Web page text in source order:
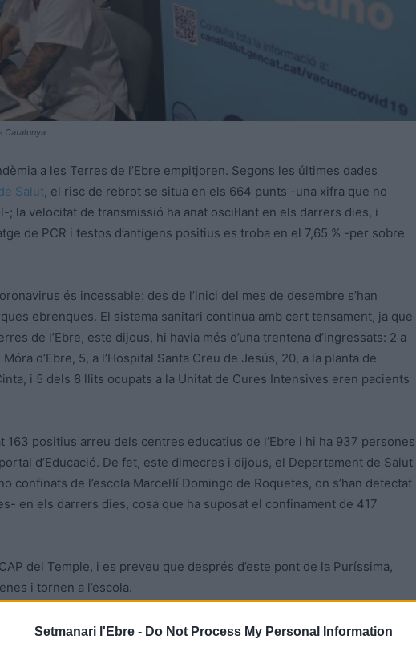
Setmanari l'Ebre - Do Not Process My Personal Information
Catalunya
a les Terres de l’Ebre empitjoren. Segons les últimes dades
Salut, el risc de rebrot se situa en els 664 punts -una xifra que no
; la velocitat de transmissió ha anat oscil·lant en els darrers dies, i
de PCR i testos d’antígens positius es troba en el 7,65 % -per sobre
és incessable: des de l’inici del mes de desembre s’han
ebrenques. El sistema sanitari continua amb cert tensament, ja que
de l’Ebre, este dijous, hi havia més d’una trentena d’ingressats: 2 a
d’Ebre, 5, a l’Hospital Santa Creu de Jesús, 20, a la planta de
i 5 dels 8 llits ocupats a la Unitat de Cures Intensives eren pacients
163 positius arreu dels centres educatius de l’Ebre i hi ha 937 persones
d’Educació. De fet, este dimecres i dijous, el Departament de Salut
confinats de l’escola Marcel·lí Domingo de Roquetes, on s’han detectat
en els darrers dies, cosa que ha suposat el confinament de 417
del Temple, i es preveu que després d’este pont de la Puríssima,
i tornen a l’escola.
territori afectades per la covid. L’Onada d’Alcanar, en situació
taronja: la Natzaret de Móra d’Ebre, l’Onada de la Sénia, l’Onada